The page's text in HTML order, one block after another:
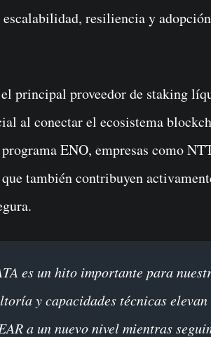
resiliencia y
principal proveedor de staking
al conectar el ecosistema
ENO, empresas como
también contribuyen
y capacidades técnicas
a un nuevo nivel mientras